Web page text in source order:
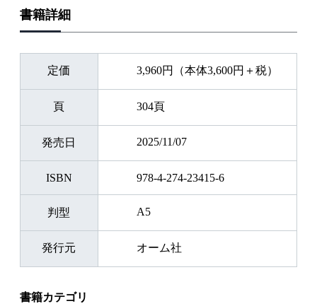
書籍詳細
定価 3,960円（本体3,600円＋税）
頁 304頁
発売日 2025/11/07
ISBN 978-4-274-23415-6
判型 A5
発行元 オーム社
書籍カテゴリ